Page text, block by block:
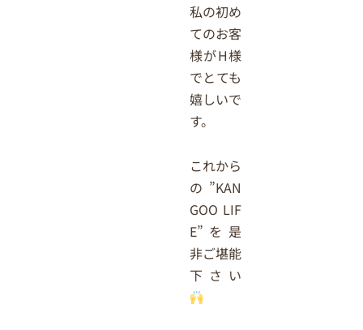
私の初め
てのお客
様がH様
でとても
嬉しいで
す。
これから
の”KAN
GOO LIF
E”を是
非ご堪能
下さい